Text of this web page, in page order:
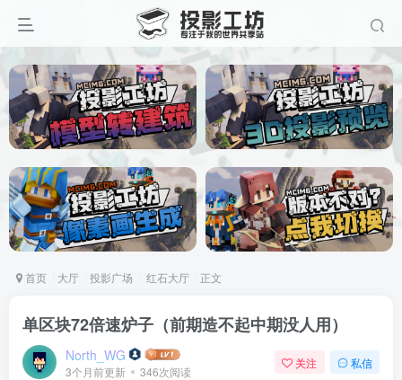
首页 大厅 投影广场 红石大厅 正文
单区块72倍速炉子（前期造不起中期没人用）
North_WG
3个月前更新 346次阅读
关注 私信